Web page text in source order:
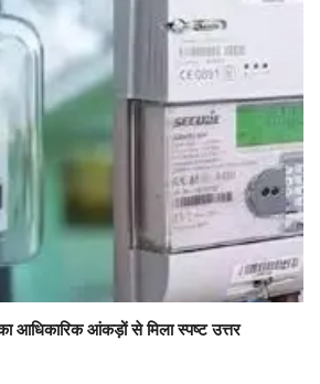
का आधिकारिक आंकड़ों से मिला स्पष्ट उत्तर